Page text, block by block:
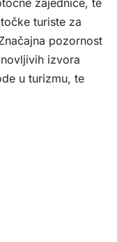
zajednice, te
turiste za
pozornost
izvora
u turizmu, te